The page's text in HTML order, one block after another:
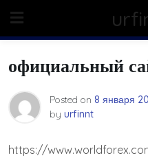
content
официальный
Posted on 8 января
by urfinnt
https://